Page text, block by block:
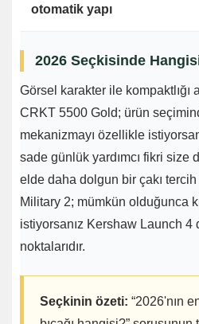
otomatik yapı
2026 Seçkisinde
Görsel karakter ile kompaktlığı
CRKT 5500 Gold; ürün
mekanizmayı özellikle
sade günlük yardımcı fikri size
elde daha dolgun bir çakı
Military 2; mümkün olduğunca
istiyorsanız Kershaw Launch 4
noktalarıdır.
Seçkinin özeti: “2026'nın